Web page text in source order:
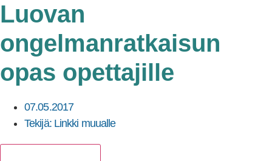
Luovan
ongelmanratkaisun
opas opettajille
07.05.2017
Tekijä:Linkki muualle